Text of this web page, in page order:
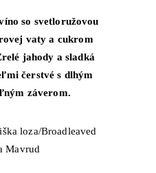
so svetloružovou
vaty a cukrom
jahody a sladká
čerstvé s dlhým
záverom.
loza/Broadleaved
Mavrud